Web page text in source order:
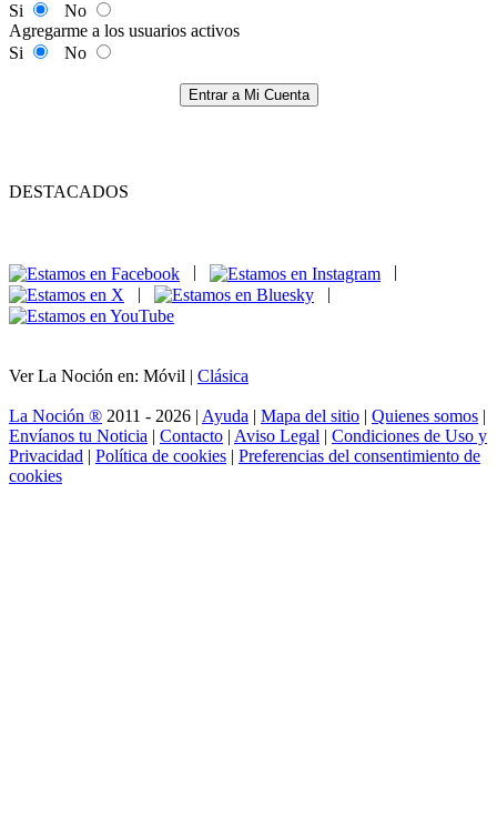
Si
No
Agregarme a los usuarios activos
Si
No
Entrar a Mi Cuenta
DESTACADOS
|
|
Ver La Noción en: Móvil | Clásica
La Noción ® 2011 - 2026 | Ayuda | Mapa del sitio | Quienes somos |
Envíanos tu Noticia | Contacto | Aviso Legal | Condiciones de Uso y
Privacidad | Política de cookies | Preferencias del consentimiento de
cookies